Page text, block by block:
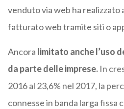
venduto via web ha realizzato
fatturato web tramite siti o
Ancora limitato anche l’uso
da parte delle imprese. In
2016 al 23,6% nel 2017, la
connesse in banda larga fissa